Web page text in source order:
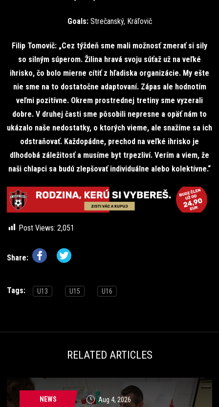
Goals: Strečanský, Kráľovič
Filip Tomovič: „Cez týždeň sme mali možnosť zmerať si sily
so silným súperom. Žilina hravá svoju súťaž už na veľké
ihrisko, čo bolo mierne cítiť z hľadiska organizácie. My ešte
nie sme na to dostatočne adaptovaní. Zápas ale hodnotím
veľmi pozitívne. Okrem prostrednej tretiny sme vyzerali
dobre. V druhej časti sme pôsobili nepresne a opäť nám to
ukázalo naše nedostatky, o ktorých vieme, ale snažíme sa ich
odstraňovať. Každopádne, prechod na veľké ihrisko je
dlhodobá záležitosť a musíme byt trpezliví. Verím a viem, že
naši chlapci sa budú zlepšovať individuálne alebo kolektívne.“
Post Views: 2,051
Share:
Tags: U13 U15 U16
RELATED ARTICLES
NEWS Aug 4, 2026